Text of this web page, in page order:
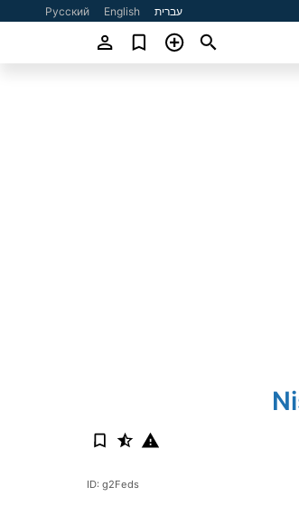
עברית English
Русский
ID: g2Feds